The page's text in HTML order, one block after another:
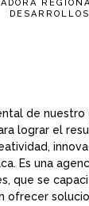
DESARROLLOS
de nuestro
lograr el
Es una
que se
ofrecer